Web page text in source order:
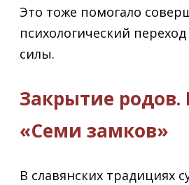
Это тоже помогало
психологический
силы.
Закрытие родов.
«Семи замков»
В славянских традициях